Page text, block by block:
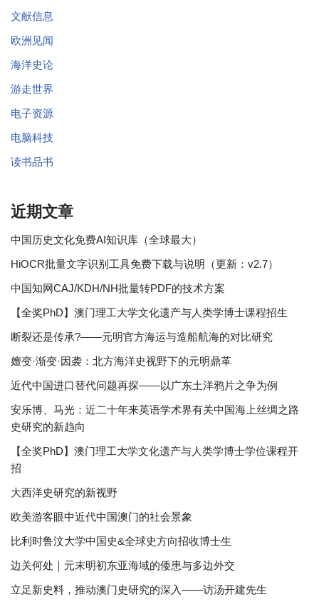
文献信息
欧洲见闻
海洋史论
游走世界
电子资源
电脑科技
读书品书
近期文章
中国历史文化免费AI知识库（全球最大）
HiOCR批量文字识别工具免费下载与说明（更新：v2.7）
中国知网CAJ/KDH/NH批量转PDF的技术方案
【全奖PhD】澳门理工大学文化遗产与人类学博士课程招生
断裂还是传承?——元明官方海运与造船航海的对比研究
嬗变·渐变·因袭：北方海洋史视野下的元明鼎革
近代中国进口替代问题再探——以广东土洋鸦片之争为例
安乐博、马光：近二十年来英语学术界有关中国海上丝绸之路
史研究的新趋向
【全奖PhD】澳门理工大学文化遗产与人类学博士学位课程开
招
大西洋史研究的新视野
欧美游客眼中近代中国澳门的社会景象
比利时鲁汶大学中国史&全球史方向招收博士生
边关何处｜元末明初东亚海域的倭患与多边外交
立足新史料，推动澳门史研究的深入——访汤开建先生